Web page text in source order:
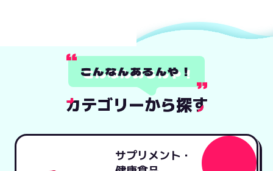
こんなんあるんや！
カテゴリーから探す
カテゴリーから探す
サプリメント・